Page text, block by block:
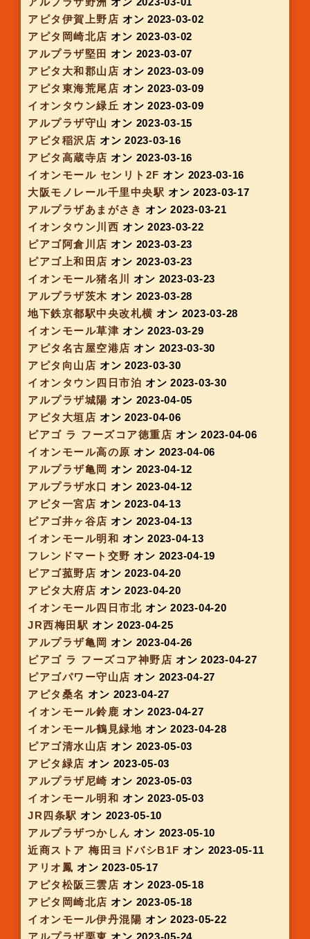
イオンタウン伊勢ララパーク
イオンモール堺鉄砲町
アピタ大垣 オン 2023-01-12
ピアゴ瑞浪店オン 2023-01-12
イオンモール草津
オン 2023-01-13
ビバシティ寝屋川
オン 2023-01-18
イオンモール明和
オン 2023-01-19
イオンモール猪名川
ピアゴ佐屋店 オン 2023-01-19
アピタ阿久比店
オン 2023-01-19
なんばマルイ
オン 2023-01-25
イオンモール四日市北 オン 2023-01-26
イオンモール伊丹
オン 2023-01-26
アピタ一宮
オン 2023-01-26
ピアゴ久保田店
オン 2023-02-02
アピタ名古屋空港店
イオンモール鈴鹿オン 2023-02-09
イオンモール伊丹昆陽
ピアゴ嬉野 オン 2023-02-09
アピタ刈谷店
オン 2023-02-09
イオン藤井寺 オン 2023-02-10
イオンモール茨木
オン 2023-02-16
箕面キューズモール オン 2023-02-16
アピタ名古屋南店
アピタ港店オン 2023-02-16
イオンモール奈良登美ヶ丘オン 2023-02-22
イオンモール大阪ドームシティ
イオンタウン津城山
アピタ松阪三雲店
アピタ蒲郡店 オン 2023-02-23
三宮駅スイーツステーション
アルプラザ野洲 オン 2023-03-01
アピタ伊賀上野店 オン 2023-03-02
アピタ岡崎北店
アルプラザ堅田 オン 2023-03-07
アピタ大和郡山店 オン 2023-03-09
アピタ東海荒尾店
イオンタウン緑丘
オン 2023-03-09
アルプラザ守山
オン 2023-03-15
アピタ稲沢店
オン 2023-03-16
アピタ高蔵寺店
オン 2023-03-16
イオンモール センリト2F
大阪モノレール千里中央駅
アルプラザあまがさき
イオンタウン川西
ピアゴ阿倉川店
オン 2023-03-23
ピアゴ上和田店 オン 2023-03-23
イオンモール猪名川
アルプラザ茨木
オン 2023-03-28
地下鉄京都駅中央改札横
オン 2023-03-28
イオンモール草津
アピタ名古屋空港店
アピタ向山店オン 2023-03-30
イオンタウン四日市泊
オン 2023-03-30